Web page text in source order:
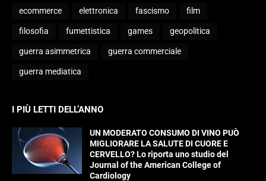
ecommerce elettronica fascismo film
filosofia fumettistica games geopolitica
guerra asimmetrica guerra commerciale
guerra mediatica
I PIÙ LETTI DELL’ANNO
UN MODERATO CONSUMO DI VINO PUÒ
MIGLIORARE LA SALUTE DI CUORE E
CERVELLO? Lo riporta uno studio del
Journal of the American College of
Cardiology